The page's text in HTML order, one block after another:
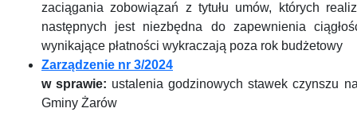
zaciągania zobowiązań z tytułu umów, których
następnych jest niezbędna do zapewnienia
wynikające płatności wykraczają poza rok budżetowy
Zarządzenie nr 3/2024
w sprawie: ustalenia godzinowych stawek czynszu
Gminy Żarów